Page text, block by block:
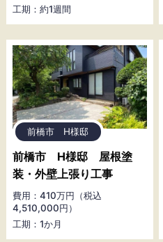
工期：約1週間
前橋市 H様邸
前橋市 H様邸 屋根塗
装・外壁上張り工事
費用：410万円（税込
4,510,000円）
工期：1か月